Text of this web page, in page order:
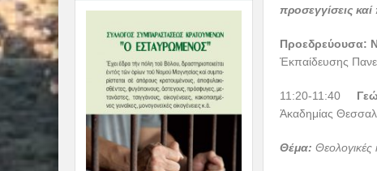
προσεγγίσεις
Προεδρεύουσα:
Ἐκπαίδευσης
11:20-11:40
Ἀκαδημίας
Θέμα: Θεολογικές